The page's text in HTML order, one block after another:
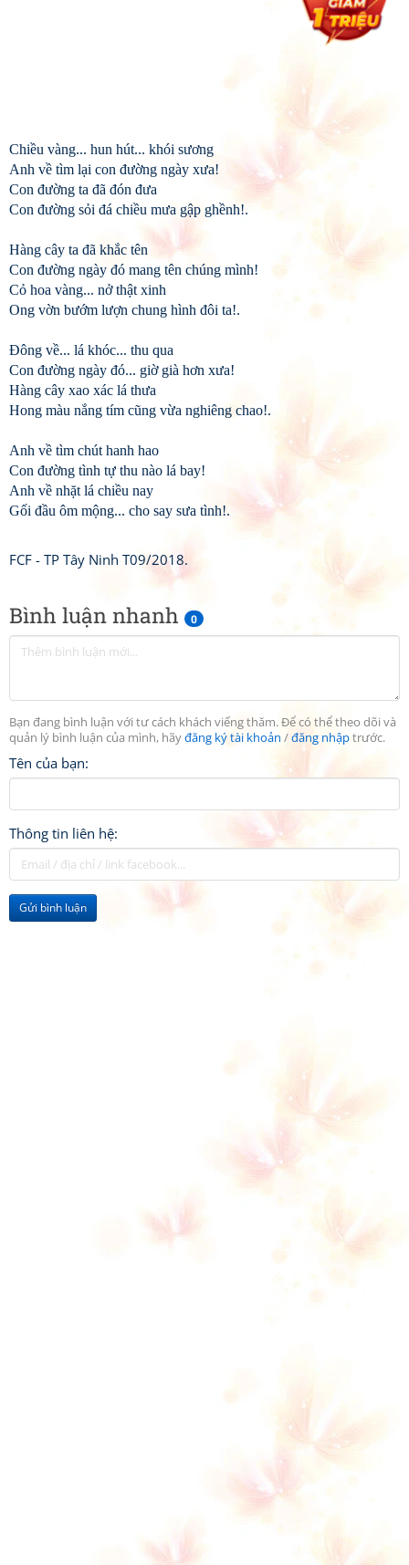
Bình luận nhanh 0
Bạn đang bình luận với tư cách khách viếng thăm. Để có thể theo dõi và
quản lý bình luận của mình, hãyđăng ký tài khoản /đăng nhậptrước.
Tên của bạn:
Thông tin liên hệ:
Gửi bình luận
Chiều vàng... hun hút... khói sương
Anh về tìm lại con đường ngày xưa!
Con đường ta đã đón đưa
Con đường sỏi đá chiều mưa gập ghềnh!.
Hàng cây ta đã khắc tên
Con đường ngày đó mang tên chúng mình!
Cỏ hoa vàng... nở thật xinh
Ong vờn bướm lượn chung hình đôi ta!.
Đông về... lá khóc... thu qua
Con đường ngày đó... giờ già hơn xưa!
Hàng cây xao xác lá thưa
Hong màu nắng tím cũng vừa nghiêng chao!.
Anh về tìm chút hanh hao
Con đường tình tự thu nào lá bay!
Anh về nhặt lá chiều nay
Gối đầu ôm mộng... cho say sưa tình!.
FCF - TP Tây Ninh T09/2018.